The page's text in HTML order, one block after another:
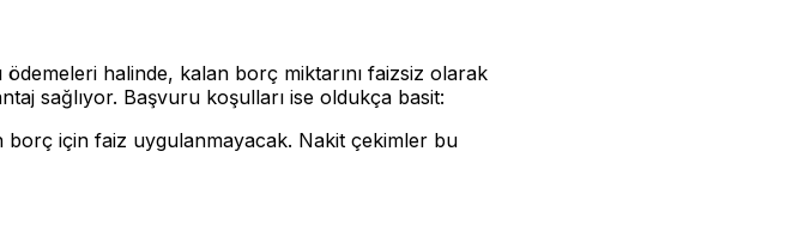
ödemeleri halinde, kalan borç miktarını faizsiz olarak
sağlıyor. Başvuru koşulları ise oldukça basit:
borç için faiz uygulanmayacak. Nakit çekimler bu